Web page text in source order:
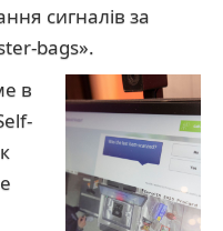
сигналів за
bags».
в